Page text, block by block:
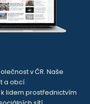
v ČR. Naše
a obcí
lidem prostřednictvím